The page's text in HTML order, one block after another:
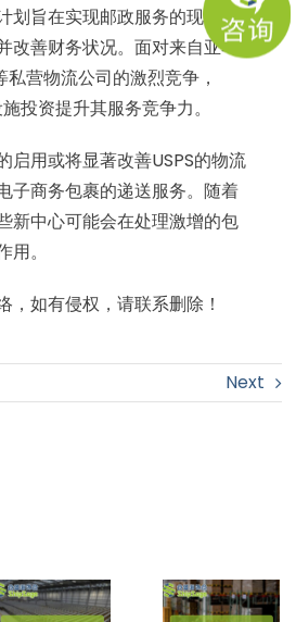
旨在实现邮政服务的现代
改善财务状况。面对来自亚马
营物流公司的激烈竞争，
投资提升其服务竞争力。
启用或将显著改善USPS的物流
子商务包裹的递送服务。随着
新中心可能会在处理激增的包
。
，如有侵权，请联系删除！
Next